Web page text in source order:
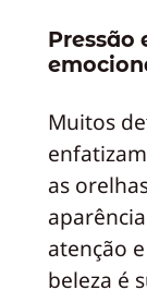
Pressão
Muitos
as
atenção
beleza é